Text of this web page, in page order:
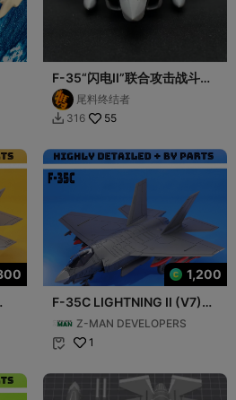
F-35“闪电II”联合攻击战斗
机，单发、隐身外形、外倾双
垂尾、机翼前缘后掠角等设计
尾料终结者
 316 55
1,200
F-35C LIGHTNING II (V7)
ADVANCED FHD
Z-MAN DEVELOPERS
 1